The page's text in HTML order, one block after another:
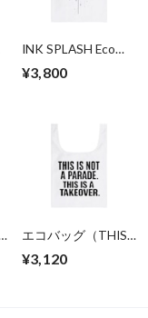
INK SPLASH Eco
Bag
¥3,800
エコバッグ（THIS
THIS IS A
¥3,120